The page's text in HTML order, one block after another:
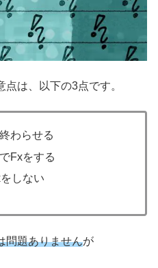
は、以下の3点です。
わらせる
Fxをする
しない
問題ありませんが